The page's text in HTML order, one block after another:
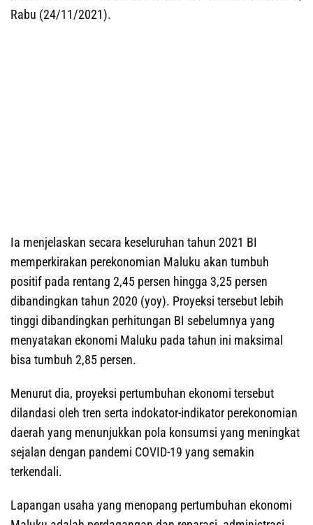
Rabu (24/11/2021).
Ia menjelaskan secara keseluruhan tahun 2021 BI
memperkirakan perekonomian Maluku akan tumbuh
positif pada rentang 2,45 persen hingga 3,25 persen
dibandingkan tahun 2020 (yoy). Proyeksi tersebut lebih
tinggi dibandingkan perhitungan BI sebelumnya yang
menyatakan ekonomi Maluku pada tahun ini maksimal
bisa tumbuh 2,85 persen.
Menurut dia, proyeksi pertumbuhan ekonomi tersebut
dilandasi oleh tren serta indokator-indikator perekonomian
daerah yang menunjukkan pola konsumsi yang meningkat
sejalan dengan pandemi COVID-19 yang semakin
terkendali.
Lapangan usaha yang menopang pertumbuhan ekonomi